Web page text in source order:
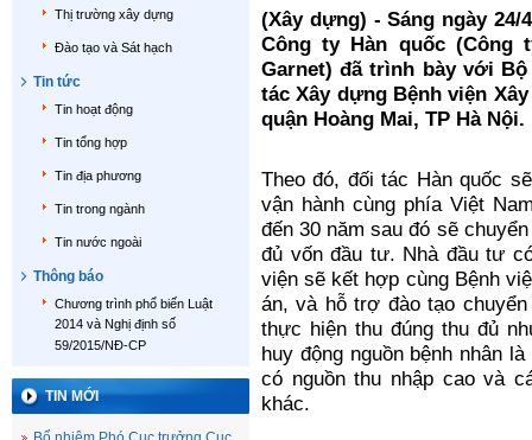
Thị trường xây dựng
Đào tạo và Sát hạch
Tin tức
Tin hoạt động
Tin tổng hợp
Tin địa phương
Tin trong ngành
Tin nước ngoài
Thông báo
Chương trình phổ biến Luật
2014 và Nghị định số
59/2015/NĐ-CP
TIN MỚI
(Xây dựng) - Sáng ngày 24/
Công ty Hàn quốc
Garnet) đã trình bày với
tác Xây dựng Bệnh viện
quận Hoàng Mai, TP Hà Nội.
Theo đó, đối tác Hàn quốc
vận hành cùng phía Việt
đến 30 năm sau đó sẽ
đủ vốn đầu tư. Nhà đầu tư
viện sẽ kết hợp cùng Bệnh
án, và hỗ trợ đào tạo
thực hiện thu đúng thu đủ
huy động nguồn bệnh nhân
có nguồn thu nhập cao và
khác.